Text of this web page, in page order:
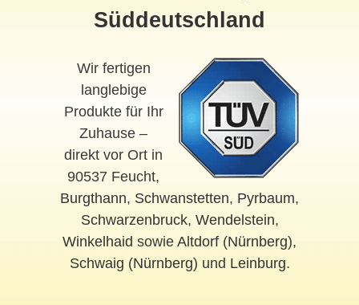
Süddeutschland
Wir fertigen
langlebige
Produkte für Ihr
Zuhause –
direkt vor Ort in
90537 Feucht,
Burgthann, Schwanstetten, Pyrbaum,
Schwarzenbruck, Wendelstein,
Winkelhaid sowie Altdorf (Nürnberg),
Schwaig (Nürnberg) und Leinburg.